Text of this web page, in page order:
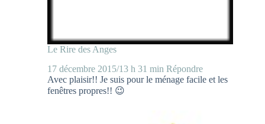
Le Rire des Anges
17 décembre 2015/13 h 31 min Répondre
Avec plaisir!! Je suis pour le ménage facile et les
fenêtres propres!! 😉